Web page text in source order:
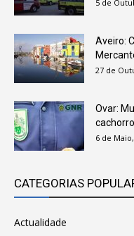
5 de
Aveiro:
27 de
Ovar:
6 de
CATEGORIAS
Actualidade